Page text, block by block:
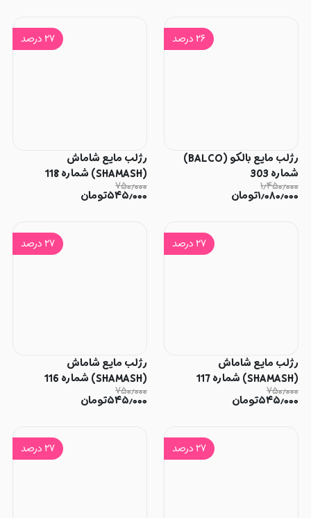
۲۶ درصد
رژلب مایع بالکو (BALCO)
شماره 303
۱٫۴۵۰٫۰۰۰
۱٫۰۸۰٫۰۰۰تومان
۲۷ درصد
رژلب مایع شاماش
(SHAMASH) شماره 118
۷۵۰٫۰۰۰
۵۴۵٫۰۰۰تومان
۲۷ درصد
رژلب مایع شاماش
(SHAMASH) شماره 117
۷۵۰٫۰۰۰
۵۴۵٫۰۰۰تومان
۲۷ درصد
رژلب مایع شاماش
(SHAMASH) شماره 116
۷۵۰٫۰۰۰
۵۴۵٫۰۰۰تومان
۲۷ درصد ۲۷ درصد